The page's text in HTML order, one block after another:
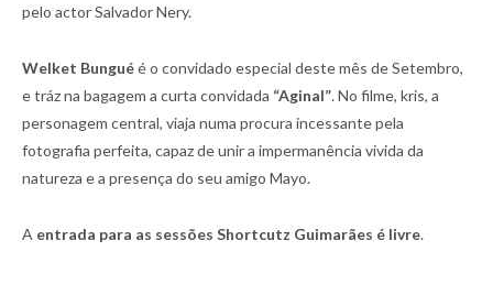
pelo actor Salvador Nery.
Welket Bunguéé o convidado especial deste mês de Setembro,
e tráz na bagagem a curta convidada “Aginal”. No filme, kris, a
personagem central, viaja numa procura incessante pela
fotografia perfeita, capaz de unir a impermanência vivida da
natureza e a presença do seu amigo Mayo.
A entrada para as sessões Shortcutz Guimarães é livre.